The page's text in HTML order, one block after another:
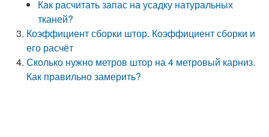
Как расчитать запас на усадку натуральных
тканей?
Коэффициент сборки штор. Коэффициент сборки и
его расчёт
Сколько нужно метров штор на 4 метровый карниз.
Как правильно замерить?